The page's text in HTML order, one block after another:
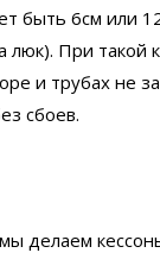
быть 6см или
люк). При такой
и трубах не
сбоев.
делаем